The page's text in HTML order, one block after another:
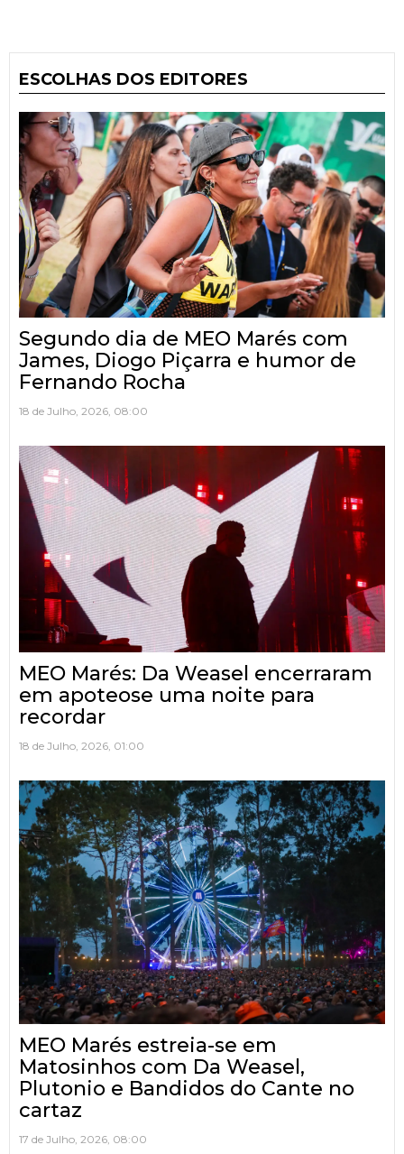
ESCOLHAS DOS EDITORES
Segundo dia de MEO Marés com
James, Diogo Piçarra e humor de
Fernando Rocha
18 de Julho, 2026, 08:00
MEO Marés: Da Weasel encerraram
em apoteose uma noite para
recordar
18 de Julho, 2026, 01:00
MEO Marés estreia-se em
Matosinhos com Da Weasel,
Plutonio e Bandidos do Cante no
cartaz
17 de Julho, 2026, 08:00